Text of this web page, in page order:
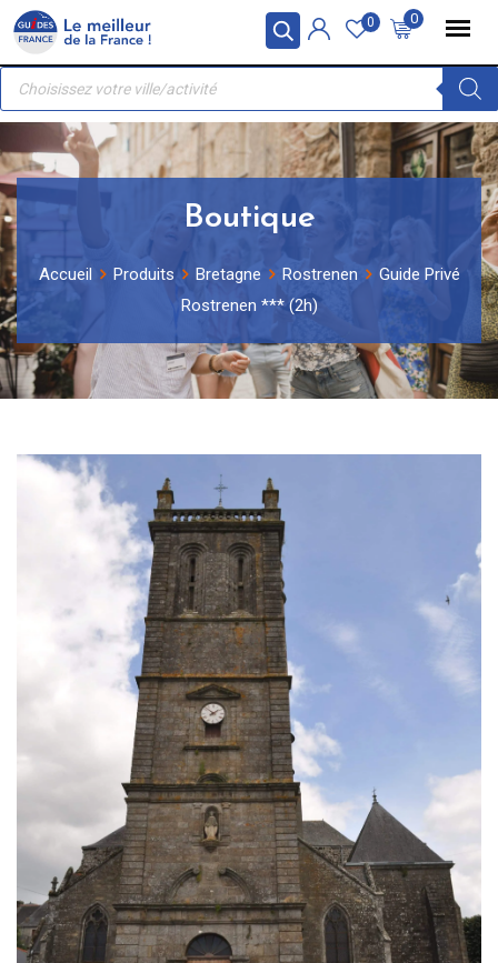
Panneau de gestion des cookies
Skip
content
0
0
Recherche
produits
Boutique
Accueil Produits Bretagne Rostrenen
Guide Privé
Rostrenen *** (2h)